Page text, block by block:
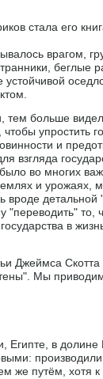
стала его
врагом,
беглые
больше видел
упростить
и
взгляда
было во многих
и урожаях,
вроде
"переводить" то,
в
Джеймса Скотта
Мы
Египте, в
же путём, хотя к